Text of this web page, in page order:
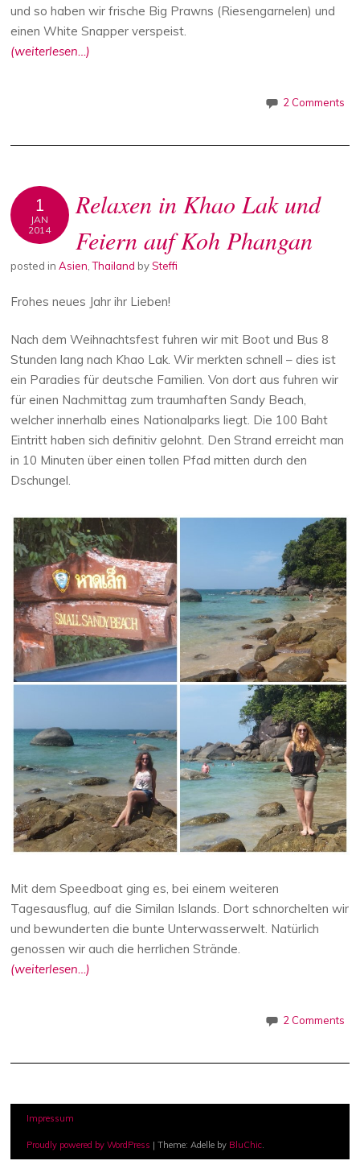
und so haben wir frische Big Prawns (Riesengarnelen) und
einen White Snapper verspeist.
(weiterlesen…)
2 Comments
1
JAN
2014
Relaxen in Khao Lak und
Feiern auf Koh Phangan
posted in Asien,Thailand bySteffi
Frohes neues Jahr ihr Lieben!
Nach dem Weihnachtsfest fuhren wir mit Boot und Bus 8
Stunden lang nach Khao Lak. Wir merkten schnell – dies ist
ein Paradies für deutsche Familien. Von dort aus fuhren wir
für einen Nachmittag zum traumhaften Sandy Beach,
welcher innerhalb eines Nationalparks liegt. Die 100 Baht
Eintritt haben sich definitiv gelohnt. Den Strand erreicht man
in 10 Minuten über einen tollen Pfad mitten durch den
Dschungel.
Mit dem Speedboat ging es, bei einem weiteren
Tagesausflug, auf die Similan Islands. Dort schnorchelten wir
und bewunderten die bunte Unterwasserwelt. Natürlich
genossen wir auch die herrlichen Strände.
(weiterlesen…)
2 Comments
Impressum
Proudly powered by WordPress | Theme: Adelle by BluChic.